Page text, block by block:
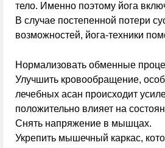
тело. Именно поэтому йога
В случае постепенной потери
возможностей, йога-техники
Нормализовать обменные
Улучшить кровообращение,
лечебных асан происходит
положительно влияет на
Снять напряжение в мышцах.
Укрепить мышечный каркас,